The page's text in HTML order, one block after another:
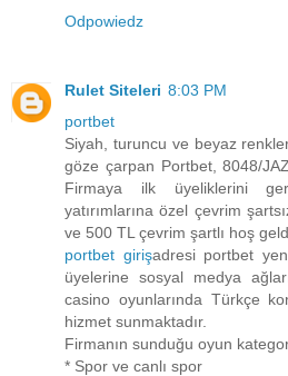
Odpowiedz
Rulet Siteleri 8:03 PM
portbet
Siyah, turuncu ve beyaz
göze çarpan Portbet, 8048/
Firmaya ilk üyeliklerini
yatırımlarına özel çevrim
ve 500 TL çevrim şartlı hoş
portbet girişadresi portbet
üyelerine sosyal medya
casino oyunlarında Türkçe
hizmet sunmaktadır.
Firmanın sunduğu oyun
* Spor ve canlı spor